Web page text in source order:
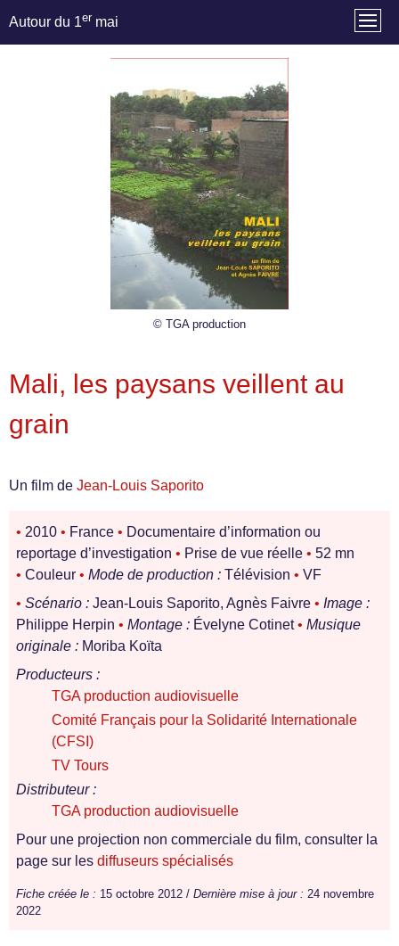
Autour du 1er mai
© TGA production
Mali, les paysans veillent au
grain
Un film de Jean-Louis Saporito
• 2010 • France • Documentaire d’information ou
reportage d’investigation • Prise de vue réelle • 52 mn
• Couleur • Mode de production : Télévision • VF
• Scénario : Jean-Louis Saporito, Agnès Faivre • Image :
Philippe Herpin • Montage : Évelyne Cotinet• Musique
originale : Moriba Koïta
Producteurs :
TGA production audiovisuelle
Comité Français pour la Solidarité Internationale
(CFSI)
TV Tours
Distributeur :
TGA production audiovisuelle
Pour une projection non commerciale du film, consulter la
page sur les diffuseurs spécialisés
Fiche créée le : 15 octobre 2012 / Dernière mise à jour : 24 novembre
2022